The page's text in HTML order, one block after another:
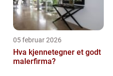
05 februar 2026
Hva kjennetegner et godt
malerfirma?